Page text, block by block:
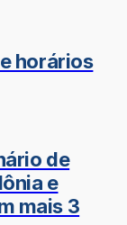
horários
de
e
mais 3